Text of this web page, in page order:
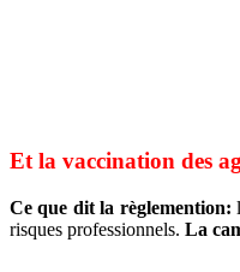
Et la vaccination des
Ce que dit la règlemention:
risques professionnels. La